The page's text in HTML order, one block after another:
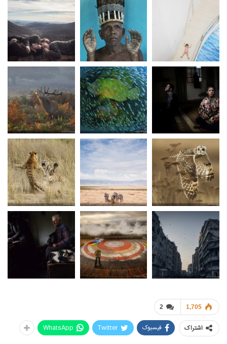
2 1,705
اشتراک فیسبوک Twitter
WhatsApp